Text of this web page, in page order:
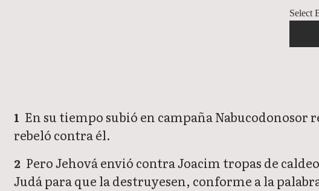
Select
1 En su tiempo subió en campaña Nabucodonosor
rebeló contra él.
2 Pero Jehová envió contra Joacim tropas de
Judá para que la destruyesen, conforme a la